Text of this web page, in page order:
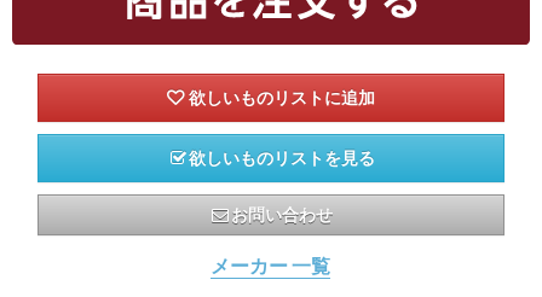
欲しいものリストを見る
お問い合わせ
メーカー 一覧